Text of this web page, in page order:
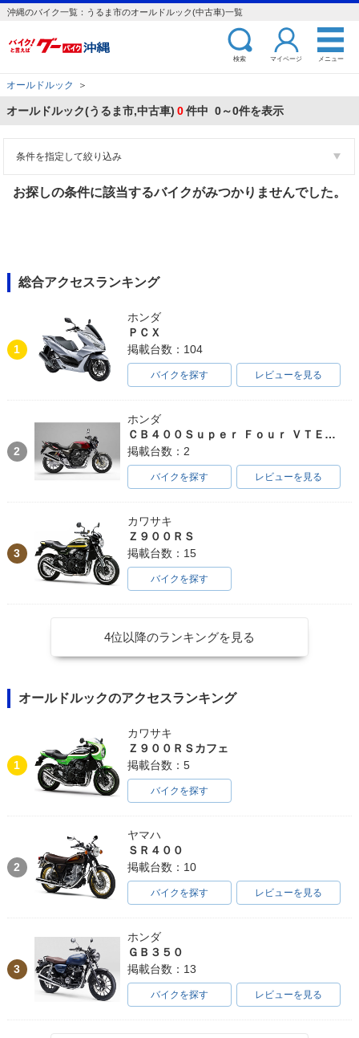
沖縄のバイク一覧：うるま市のオールドルック(中古車)一覧
検索 マイページ メニュー
オールドルック ＞
オールドルック(うるま市,中古車) 0件中 0～0件を表示
条件を指定して絞り込み
お探しの条件に該当するバイクがみつかりませんでした。
総合アクセスランキング
1
ホンダ
ＰＣＸ
掲載台数：104
バイクを探す レビューを見る
2
ホンダ
ＣＢ４００Ｓｕｐｅｒ Ｆｏｕｒ ＶＴＥＣ ＳＰＥＣ３
掲載台数：2
バイクを探す レビューを見る
3
カワサキ
Ｚ９００ＲＳ
掲載台数：15
バイクを探す
4位以降のランキングを見る
オールドルックのアクセスランキング
1
カワサキ
Ｚ９００ＲＳカフェ
掲載台数：5
バイクを探す
2
ヤマハ
ＳＲ４００
掲載台数：10
バイクを探す レビューを見る
3
ホンダ
ＧＢ３５０
掲載台数：13
バイクを探す レビューを見る